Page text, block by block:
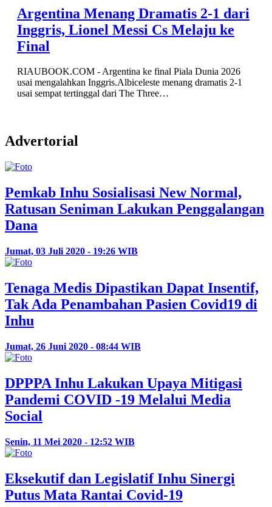
Argentina Menang Dramatis 2-1 dari
Inggris, Lionel Messi Cs Melaju ke
Final
RIAUBOOK.COM - Argentina ke final Piala Dunia 2026
usai mengalahkan Inggris.Albiceleste menang dramatis 2-1
usai sempat tertinggal dari The Three…
Advertorial
Pemkab Inhu Sosialisasi New Normal,
Ratusan Seniman Lakukan Penggalangan
Dana
Jumat, 03 Juli 2020 - 19:26 WIB
Tenaga Medis Dipastikan Dapat Insentif,
Tak Ada Penambahan Pasien Covid19 di
Inhu
Jumat, 26 Juni 2020 - 08:44 WIB
DPPPA Inhu Lakukan Upaya Mitigasi
Pandemi COVID -19 Melalui Media
Social
Senin, 11 Mei 2020 - 12:52 WIB
Eksekutif dan Legislatif Inhu Sinergi
Putus Mata Rantai Covid-19